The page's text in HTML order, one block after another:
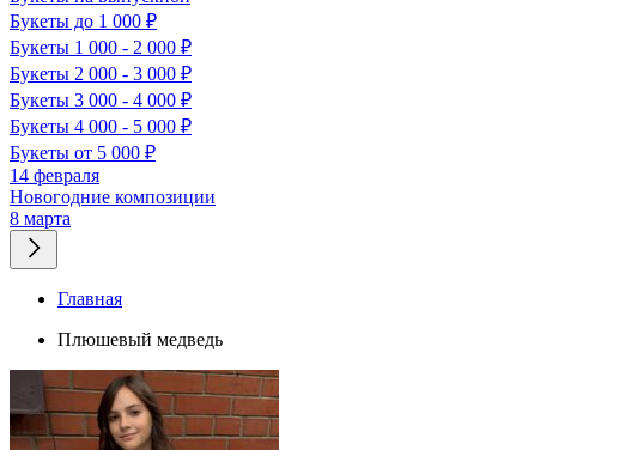
Букеты до 1 000 ₽
Букеты 1 000 - 2 000 ₽
Букеты 2 000 - 3 000 ₽
Букеты 3 000 - 4 000 ₽
Букеты 4 000 - 5 000 ₽
Букеты от 5 000 ₽
14 февраля
Новогодние композиции
8 марта
Главная
Плюшевый медведь